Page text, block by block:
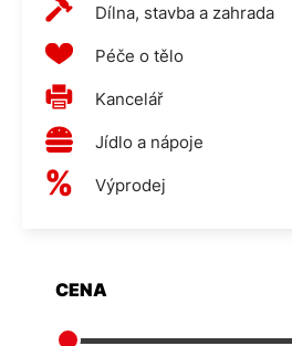
Dílna, stavba a zahrada
Péče o tělo
Kancelář
Jídlo a nápoje
Výprodej
CENA